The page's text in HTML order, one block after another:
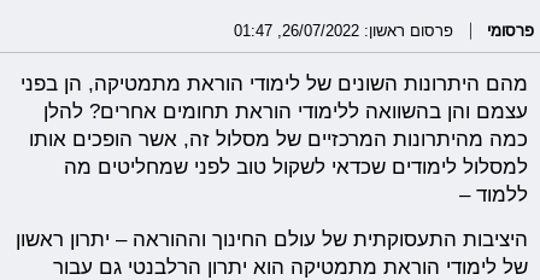
פרסומי פרסום ראשון: 26/07/2022, 01:47
מהם היתרונות השונים של לימודי הוראת מתמטיקה, הן בפני
עצמם והן בהשוואה ללימודי הוראת תחומים אחרים? להלן
כמה מהיתרונות המרכזיים של מסלול זה, אשר הופכים אותו
למסלול לימודים שכדאי לשקול טוב לפני שמחליטים מה
ללמוד –
היציבות התעסוקתית של עולם החינוך וההוראה – יתרון ראשון
של לימודי הוראת מתמטיקה הוא יתרון הרלבנטי גם עבור